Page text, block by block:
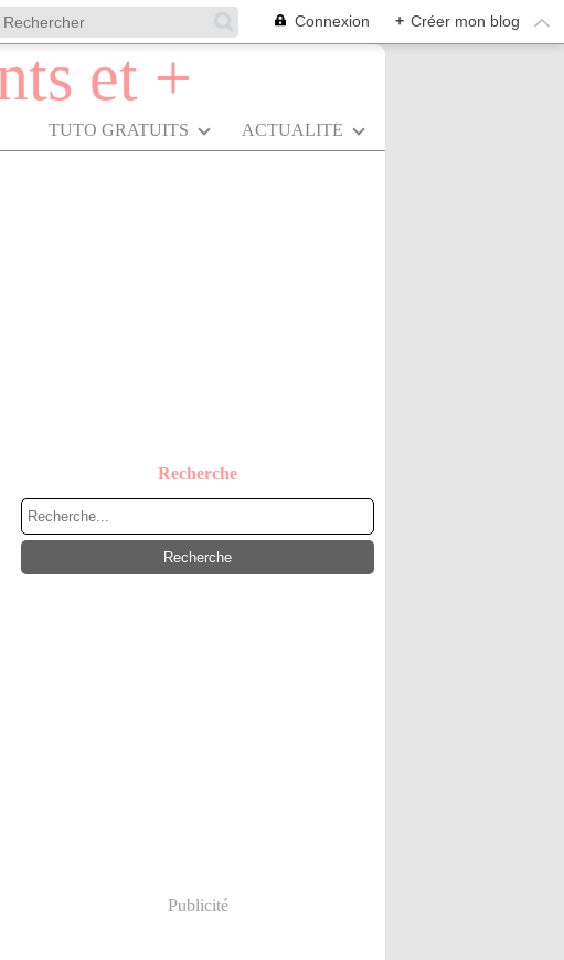
Connexion + Créer mon blog
TUTO GRATUITS ACTUALITÉ
Recherche
Publicité